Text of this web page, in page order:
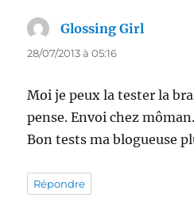
Glossing Girl
28/07/2013 à 05:16
Moi je peux la tester la
pense. Envoi chez môman.
Bon tests ma blogueuse
Répondre